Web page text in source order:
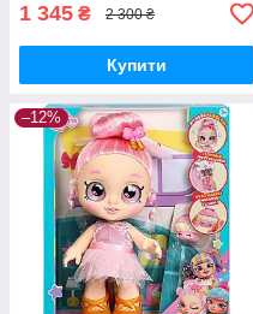
1 345 ₴ 2 300 ₴
Купити
–12%